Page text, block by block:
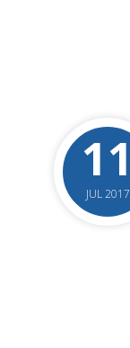
11
JUL 2017